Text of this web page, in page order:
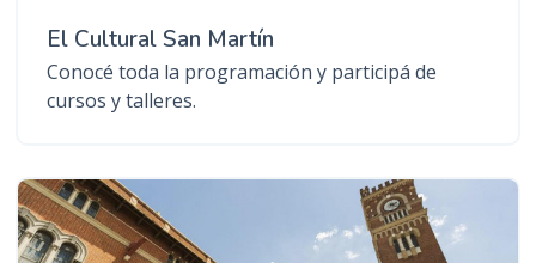
El Cultural San Martín
Conocé toda la programación y participá de
cursos y talleres.